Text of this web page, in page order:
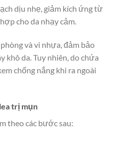
dịu nhẹ, giảm kích ứng từ
cho da nhạy cảm.
và vi nhựa, đảm bảo
khô da. Tuy nhiên, do chứa
chống nắng khi ra ngoài
trị mụn
theo các bước sau: